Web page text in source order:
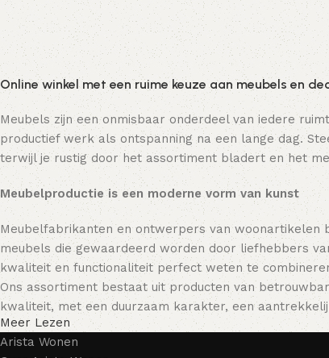
Online winkel met een ruime keuze aan meubels en
Meubels zijn een onmisbaar onderdeel van iedere
productief werk als ontspanning na een lange dag.
terwijl je rustig door het assortiment bladert en het
Meubelproductie is een moderne vorm van kunst
Meubelfabrikanten en ontwerpers van woonartikelen
meubels die gewaardeerd worden door liefhebbers
kwaliteit en functionaliteit perfect weten te
Ons assortiment bestaat uit producten van
kwaliteit, met een duurzaam karakter, een
Meer Lezen
Arista Wonen